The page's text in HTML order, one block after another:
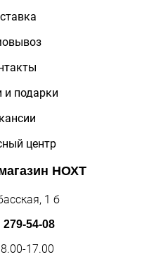
и подарки
центр
НОХТ
1 б
279-54-08
17.00